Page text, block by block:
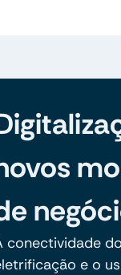
conectividade
e o